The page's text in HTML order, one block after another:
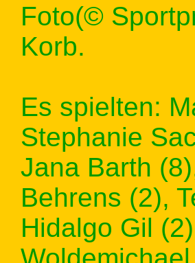
Foto(©
Korb.
Es spielten:
Stephanie
Jana Barth
Behrens (2),
Hidalgo Gil